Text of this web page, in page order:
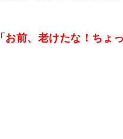
「お前、老けたな！ちょ